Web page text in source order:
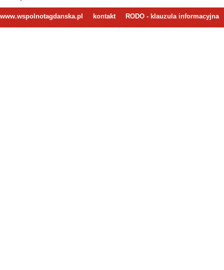
www.wspolnotagdanska.pl kontakt RODO - klauzula informacyjna